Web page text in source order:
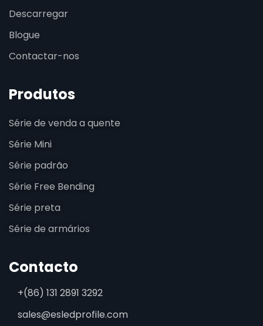
Descarregar
Blogue
Contactar-nos
Produtos
Série de venda a quente
Série Mini
Série padrão
Série Free Bending
Série preta
Série de armários
Contacto
+(86) 131 2891 3292
sales@esledprofile.com